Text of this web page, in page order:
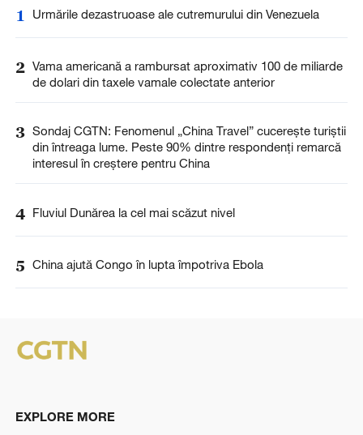
1 Urmările dezastruoase ale cutremurului din Venezuela
2 Vama americană a rambursat aproximativ 100 de miliarde
de dolari din taxele vamale colectate anterior
3 Sondaj CGTN: Fenomenul „China Travel” cucerește turiștii
din întreaga lume. Peste 90% dintre respondenți remarcă
interesul în creștere pentru China
4 Fluviul Dunărea la cel mai scăzut nivel
5 China ajută Congo în lupta împotriva Ebola
EXPLORE MORE